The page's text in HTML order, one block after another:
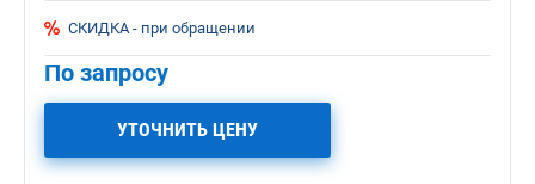
СКИДКА - при обращении
По запросу
УТОЧНИТЬ ЦЕНУ